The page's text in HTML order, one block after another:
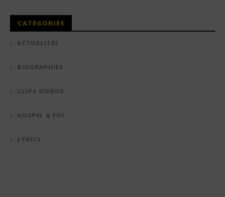
CATÉGORIES
ACTUALITÉS
BIOGRAPHIES
CLIPS VIDÉOS
GOSPEL & FOI
LYRICS